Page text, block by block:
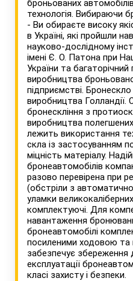
броньованих
технологія. Вибираючи
- Ви обираєте високу
в Україні, які пройшли
науково-дослідному
імені Є. О. Патона при
України та
виробництва
підприємстві.
виробництва Голландії.
бронескління з
виробництва
лежить використання
скла із застосуванням
міцність матеріалу.
бронеавтомобілів
разово перевірена при
(обстріли з
уламки
комплектуючі. Для
навантаження
бронеавтомобілі
посиленими ходовою та
забезпечує збереження
експлуатації
класі захисту і безпеки.